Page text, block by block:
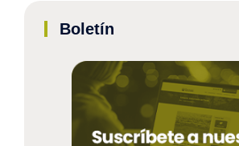
Boletín